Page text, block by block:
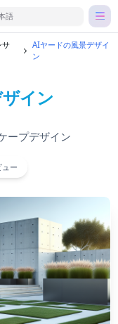
語
サ
AIヤードの風景デザイ
ン
イン
ープデザイン
ュー